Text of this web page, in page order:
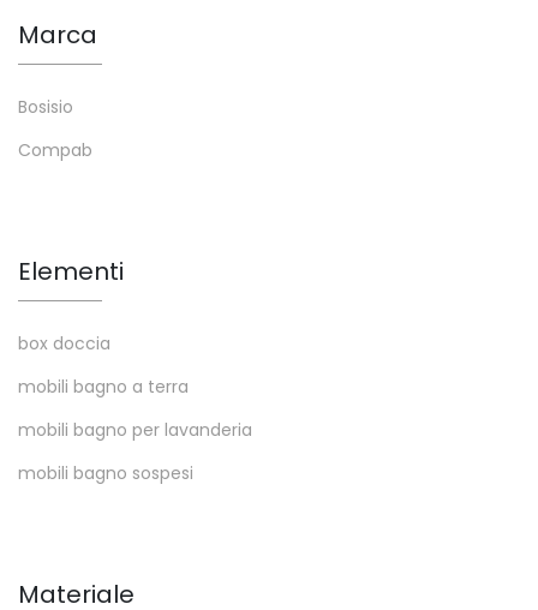
Marca
Bosisio
Compab
Elementi
box doccia
mobili bagno a terra
mobili bagno per lavanderia
mobili bagno sospesi
Materiale